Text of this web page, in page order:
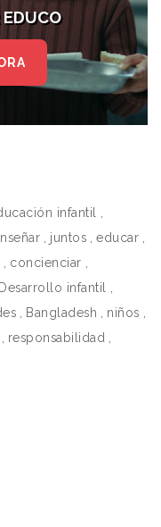
EDUCO
infantil
juntos educar
concienciar
Desarrollo infantil
Bangladesh niños
responsabilidad